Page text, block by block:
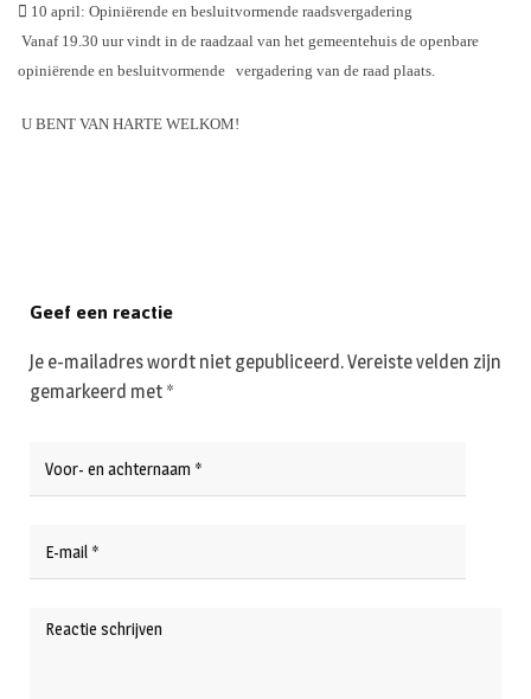
 10 april: Opiniërende en besluitvormende raadsvergadering
Vanaf 19.30 uur vindt in de raadzaal van het gemeentehuis de openbare
opiniërende en besluitvormende vergadering van de raad plaats.
U BENT VAN HARTE WELKOM!
Geef een reactie
Je e-mailadres wordt niet gepubliceerd.Vereiste velden zijn
gemarkeerd met *